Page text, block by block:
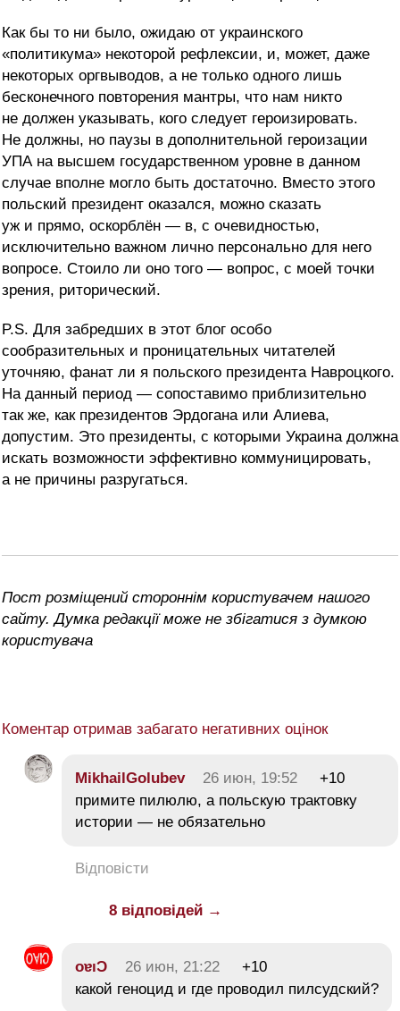
Как бы то ни было, ожидаю от украинского
«политикума» некоторой рефлексии, и, может, даже
некоторых оргвыводов, а не только одного лишь
бесконечного повторения мантры, что нам никто
не должен указывать, кого следует героизировать.
Не должны, но паузы в дополнительной героизации
УПА на высшем государственном уровне в данном
случае вполне могло быть достаточно. Вместо этого
польский президент оказался, можно сказать
уж и прямо, оскорблён — в, с очевидностью,
исключительно важном лично персонально для него
вопросе. Стоило ли оно того — вопрос, с моей точки
зрения, риторический.
P.S. Для забредших в этот блог особо
сообразительных и проницательных читателей
уточняю, фанат ли я польского президента Навроцкого.
На данный период — сопоставимо приблизительно
так же, как президентов Эрдогана или Алиева,
допустим. Это президенты, с которыми Украина должна
искать возможности эффективно коммуницировать,
а не причины разругаться.
Пост розміщений стороннім користувачем нашого
сайту. Думка редакції може не збігатися з думкою
користувача
Коментар отримав забагато негативних оцінок
MikhailGolubev 26 июн, 19:52
+10
примите пилюлю, а польскую трактовку
истории — не обязательно
Відповісти
8 відповідей →
oɐıƆ 26 июн, 21:22
+10
какой геноцид и где проводил пилсудский?